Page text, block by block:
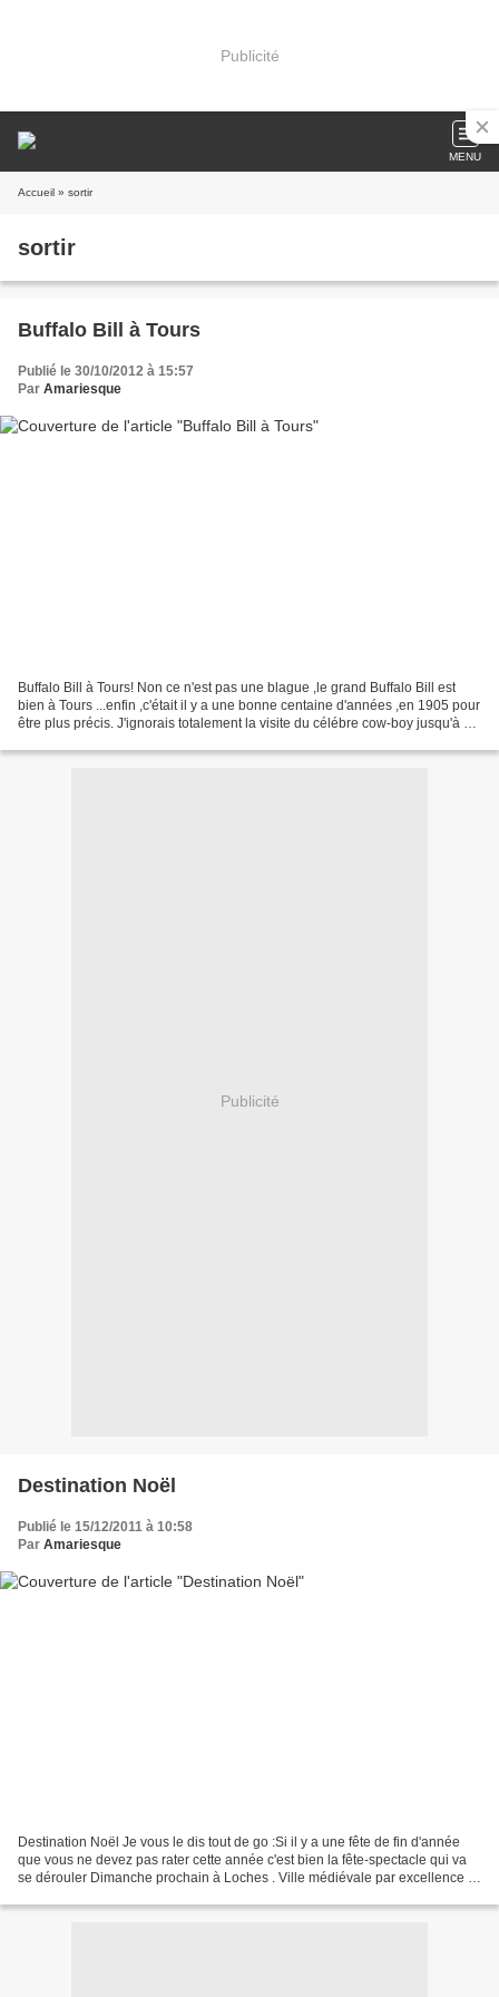
Publicité
MENU
Accueil » sortir
sortir
Buffalo Bill à Tours
Publié le 30/10/2012 à 15:57
Par Amariesque
Buffalo Bill à Tours! Non ce n'est pas une blague ,le grand Buffalo Bill est
bien à Tours ...enfin ,c'était il y a une bonne centaine d'années ,en 1905 pour
être plus précis. J'ignorais totalement la visite du célébre cow-boy jusqu'à ce
Publicité
Destination Noël
Publié le 15/12/2011 à 10:58
Par Amariesque
Destination Noël Je vous le dis tout de go :Si il y a une fête de fin d'année
que vous ne devez pas rater cette année c'est bien la fête-spectacle qui va
se dérouler Dimanche prochain à Loches . Ville médiévale par excellence ,